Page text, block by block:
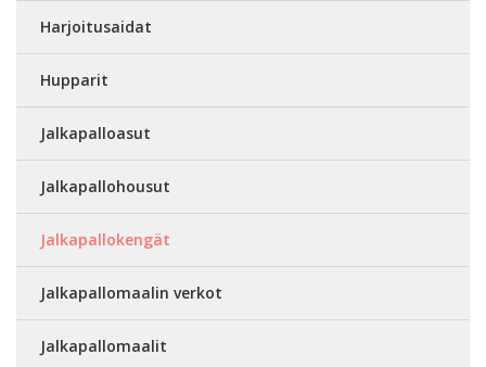
Harjoitusaidat
Hupparit
Jalkapalloasut
Jalkapallohousut
Jalkapallokengät
Jalkapallomaalin verkot
Jalkapallomaalit